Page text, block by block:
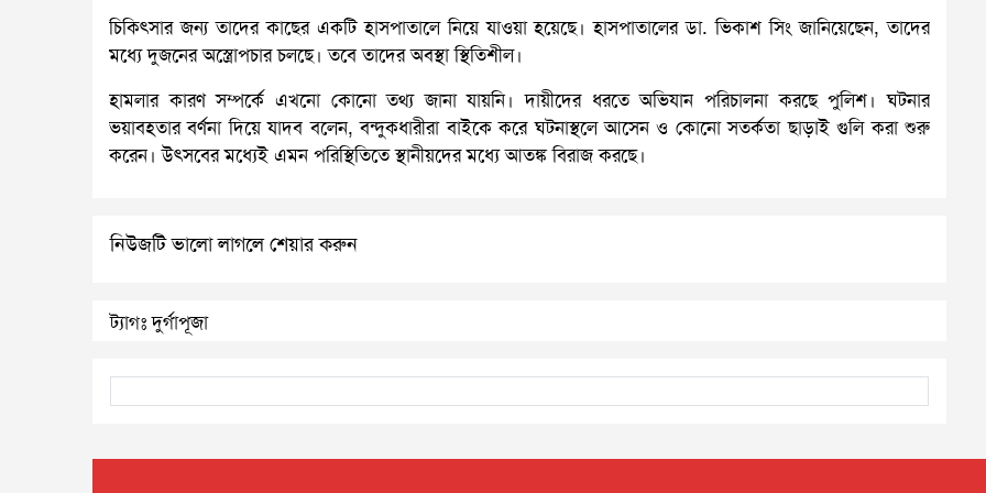
চিকিৎসার জন্য তাদের কাছের একটি হাসপাতালে নিয়ে যাওয়া হয়েছে। হাসপাতালের ডা. ভিকাশ সিং জানিয়েছেন, তাদের
মধ্যে দুজনের অস্ত্রোপচার চলছে। তবে তাদের অবস্থা স্থিতিশীল।
হামলার কারণ সম্পর্কে এখনো কোনো তথ্য জানা যায়নি। দায়ীদের ধরতে অভিযান পরিচালনা করছে পুলিশ। ঘটনার
ভয়াবহতার বর্ণনা দিয়ে যাদব বলেন, বন্দুকধারীরা বাইকে করে ঘটনাস্থলে আসেন ও কোনো সতর্কতা ছাড়াই গুলি করা শুরু
করেন। উৎসবের মধ্যেই এমন পরিস্থিতিতে স্থানীয়দের মধ্যে আতঙ্ক বিরাজ করছে।
নিউজটি ভালো লাগলে শেয়ার করুন
ট্যাগঃদুর্গাপূজা